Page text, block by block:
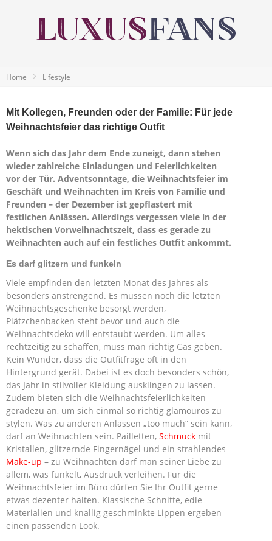
Home Lifestyle
Mit Kollegen, Freunden oder der Familie: Für jede
Weihnachtsfeier das richtige Outfit
Wenn sich das Jahr dem Ende zuneigt, dann stehen
wieder zahlreiche Einladungen und Feierlichkeiten
vor der Tür. Adventsonntage, die Weihnachtsfeier im
Geschäft und Weihnachten im Kreis von Familie und
Freunden – der Dezember ist gepflastert mit
festlichen Anlässen. Allerdings vergessen viele in der
hektischen Vorweihnachtszeit, dass es gerade zu
Weihnachten auch auf ein festliches Outfit ankommt.
Es darf glitzern und funkeln
Viele empfinden den letzten Monat des Jahres als
besonders anstrengend. Es müssen noch die letzten
Weihnachtsgeschenke besorgt werden,
Plätzchenbacken steht bevor und auch die
Weihnachtsdeko will entstaubt werden. Um alles
rechtzeitig zu schaffen, muss man richtig Gas geben.
Kein Wunder, dass die Outfitfrage oft in den
Hintergrund gerät. Dabei ist es doch besonders schön,
das Jahr in stilvoller Kleidung ausklingen zu lassen.
Zudem bieten sich die Weihnachtsfeierlichkeiten
geradezu an, um sich einmal so richtig glamourös zu
stylen. Was zu anderen Anlässen „too much“ sein kann,
darf an Weihnachten sein. Pailletten, Schmuck mit
Kristallen, glitzernde Fingernägel und ein strahlendes
Make-up – zu Weihnachten darf man seiner Liebe zu
allem, was funkelt, Ausdruck verleihen. Für die
Weihnachtsfeier im Büro dürfen Sie Ihr Outfit gerne
etwas dezenter halten. Klassische Schnitte, edle
Materialien und knallig geschminkte Lippen ergeben
einen passenden Look.